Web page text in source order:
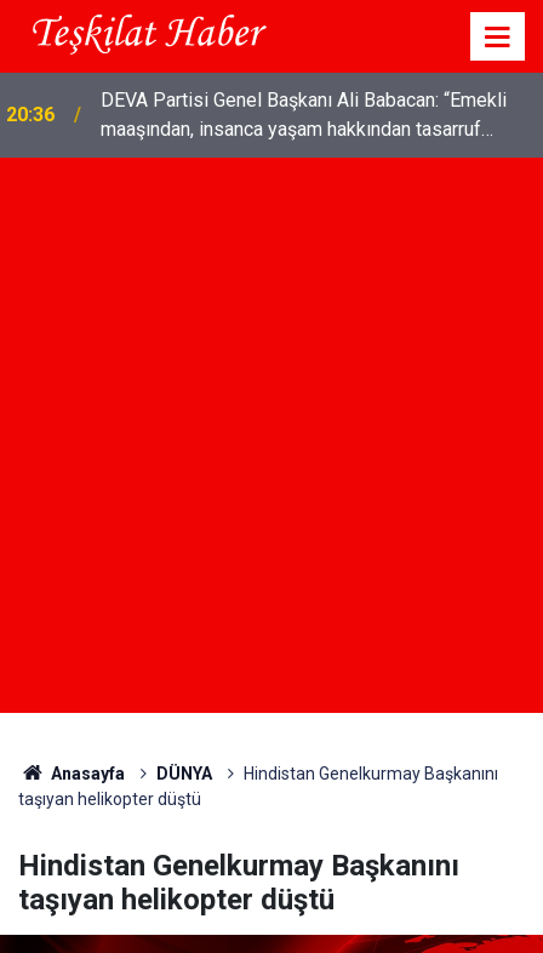
20:36
DEVA Partisi Genel Başkanı Ali Babacan: “Emekli
maaşından, insanca yaşam hakkından tasarruf
olmaz"
Anasayfa DÜNYA
Hindistan Genelkurmay Başkanını
taşıyan helikopter düştü
Hindistan Genelkurmay Başkanını
taşıyan helikopter düştü